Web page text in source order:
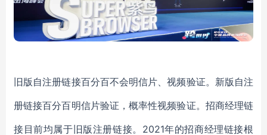
旧版自注册链接百分百不会明信片、视频验证。新版自注
册链接百分百明信片验证，概率性视频验证。招商经理链
接目前均属于旧版注册链接。2021年的招商经理链接根